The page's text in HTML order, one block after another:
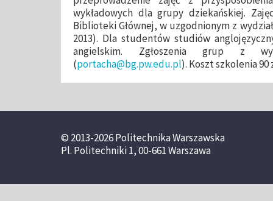
wykładowych dla grupy dziekańskiej.
Biblioteki Głównej, w uzgodnionym z
2013). Dla studentów studiów
angielskim. Zgłoszenia grup z
(portacha@bg.pw.edu.pl). Koszt szkolenia 90
© 2013-2026 Politechnika Warszawska
Pl. Politechniki 1, 00-661 Warszawa